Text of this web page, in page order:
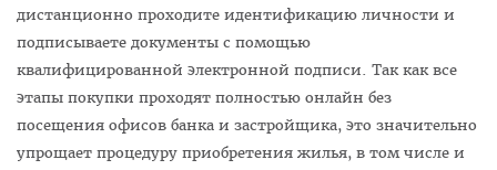
дистанционно проходите идентификацию личности и
подписываете документы с помощью
квалифицированной электронной подписи. Так как все
этапы покупки проходят полностью онлайн без
посещения офисов банка и застройщика, это значительно
упрощает процедуру приобретения жилья, в том числе и